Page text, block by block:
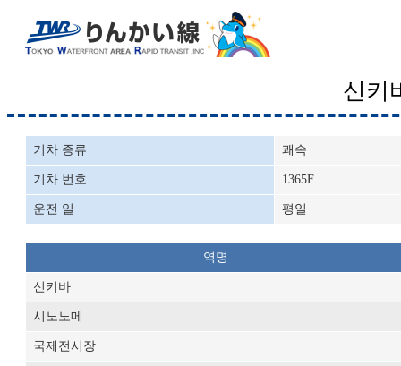
신키
기차 종류 쾌속
기차 번호 1365F
운전 일 평일
역명
신키바
시노노메
국제전시장